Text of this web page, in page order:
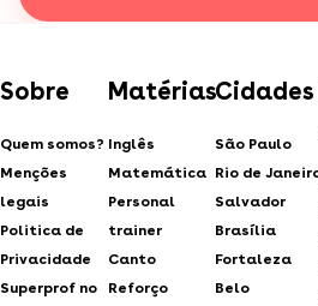
Sobre
Quem somos?
Menções
legais
Politica de
Privacidade
Superprof no
Matérias
Inglês
Matemática
Personal
trainer
Canto
Reforço
Cidades
São Paulo
Rio de
Salvador
Brasília
Fortaleza
Belo